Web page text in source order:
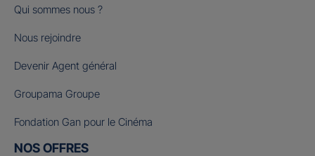
Qui sommes nous ?
Nous rejoindre
Devenir Agent général
Groupama Groupe
Fondation Gan pour le Cinéma
NOS OFFRES